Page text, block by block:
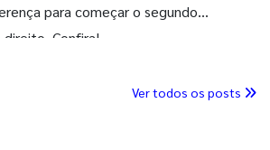
para começar o segundo
Confira!
Ver todos os posts